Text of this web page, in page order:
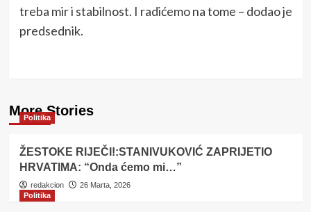
treba mir i stabilnost. I radićemo na tome – dodao je
predsednik.
More Stories
Politika
ŽESTOKE RIJEČI!:STANIVUKOVIĆ ZAPRIJETIO
HRVATIMA: “Onda ćemo mi…”
redakcion
26 Marta, 2026
Politika